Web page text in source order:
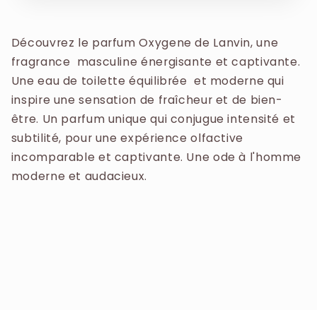
de partir à l'aventure. Oxygène déborde de
masculinité pour un effet complètement
addictif.
BENZOPHENONE-1, BHT, ALCOHOL, LINALOOL,
LIMONENE, EUGENOL, GERANIOL CITRAL,
HYDROXYCITRONELLAL, CITRONELLOL,
ISOEUGENOL, ALPHA-ISOMETHYL IONONE,
CINNAMAL, CI 17200 (RED 33), CI 42090 (BLUE
1)
Découvrez le parfum Oxygene de Lanvin, une
fragrance masculine énergisante et captivante.
Une eau de toilette équilibrée et moderne qui
inspire une sensation de fraîcheur et de bien-
être. Un parfum unique qui conjugue intensité et
subtilité, pour une expérience olfactive
incomparable et captivante. Une ode à l'homme
moderne et audacieux.